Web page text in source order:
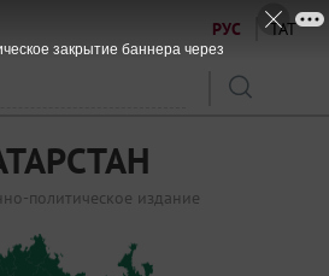
РУС ТАТ
политическое издание
закрытие баннера через